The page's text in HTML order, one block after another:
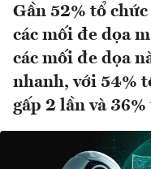
Gần 52% tổ
các mối đe dọa
các mối đe dọa
nhanh, với 54%
gấp 2 lần và